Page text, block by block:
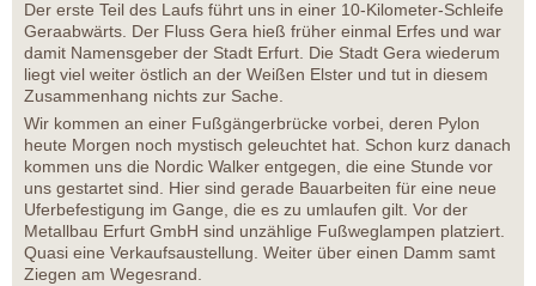
Der erste Teil des Laufs führt uns in einer 10-Kilometer-Schleife
Geraabwärts. Der Fluss Gera hieß früher einmal Erfes und war
damit Namensgeber der Stadt Erfurt. Die Stadt Gera wiederum
liegt viel weiter östlich an der Weißen Elster und tut in diesem
Zusammenhang nichts zur Sache.
Wir kommen an einer Fußgängerbrücke vorbei, deren Pylon
heute Morgen noch mystisch geleuchtet hat. Schon kurz danach
kommen uns die Nordic Walker entgegen, die eine Stunde vor
uns gestartet sind. Hier sind gerade Bauarbeiten für eine neue
Uferbefestigung im Gange, die es zu umlaufen gilt. Vor der
Metallbau Erfurt GmbH sind unzählige Fußweglampen platziert.
Quasi eine Verkaufsaustellung. Weiter über einen Damm samt
Ziegen am Wegesrand.